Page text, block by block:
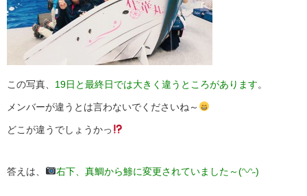
この写真、 19日と最終日では大きく違うところがあります。
メンバーが違うとは言わないでくださいね～
どこが違うでしょうかっ
答えは、 右下、真鯛から鯵に変更されていました～(ᵔᵕᵔ˶)